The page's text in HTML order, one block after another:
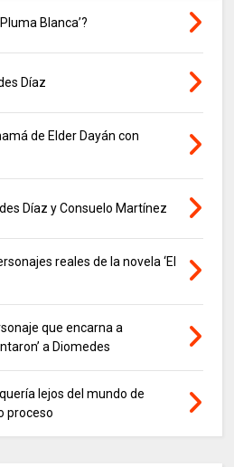
Blanca’?
Díaz
de Elder Dayán con
Díaz y Consuelo Martínez
reales de la novela ‘El
que encarna a
a Diomedes
lejos del mundo de
proceso